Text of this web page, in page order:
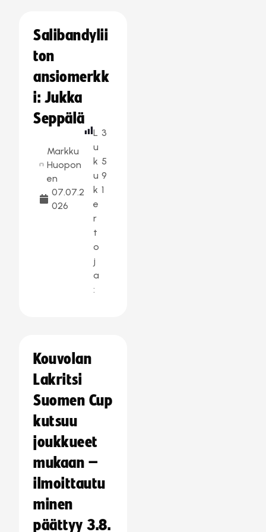
Salibandylii
ton
ansiomerkk
i: Jukka
Seppälä
Markku
Huopon
en
07.07.2
026
L
u
k
u
k
e
r
t
o
j
a
:
3
5
9
1
Kouvolan
Lakritsi
Suomen Cup
kutsuu
joukkueet
mukaan –
ilmoittautu
minen
päättyy 3.8.